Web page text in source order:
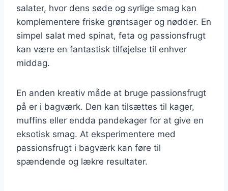
salater, hvor dens søde og syrlige smag kan
komplementere friske grøntsager og nødder. En
simpel salat med spinat, feta og passionsfrugt
kan være en fantastisk tilføjelse til enhver
middag.
En anden kreativ måde at bruge passionsfrugt
på er i bagværk. Den kan tilsættes til kager,
muffins eller endda pandekager for at give en
eksotisk smag. At eksperimentere med
passionsfrugt i bagværk kan føre til
spændende og lækre resultater.